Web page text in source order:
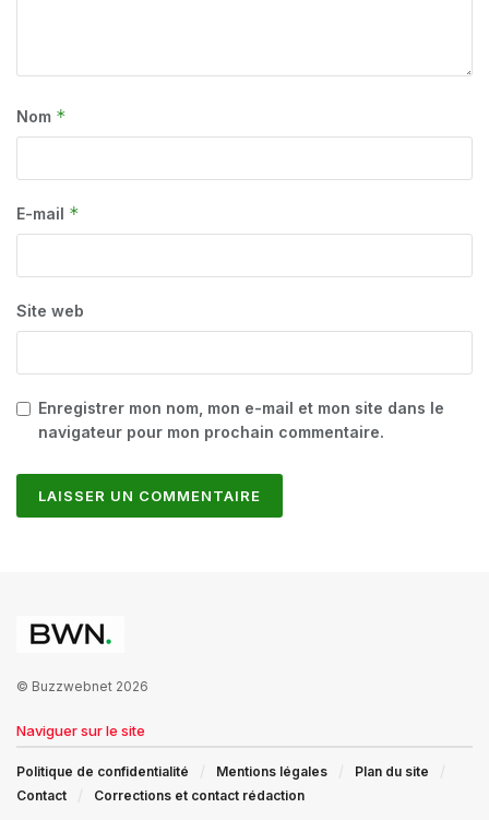
Nom *
E-mail *
Site web
Enregistrer mon nom, mon e-mail et mon site dans le
navigateur pour mon prochain commentaire.
© Buzzwebnet 2026
Naviguer sur le site
Politique de confidentialité Mentions légales
Plan du site
Contact
Corrections et contact rédaction